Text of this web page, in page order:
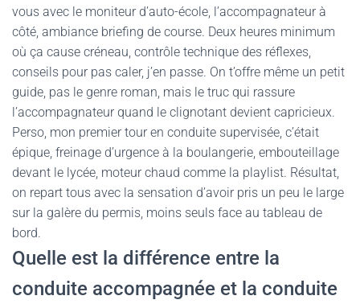
vous avec le moniteur d’auto-école, l’accompagnateur à
côté, ambiance briefing de course. Deux heures minimum
où ça cause créneau, contrôle technique des réflexes,
conseils pour pas caler, j’en passe. On t’offre même un petit
guide, pas le genre roman, mais le truc qui rassure
l’accompagnateur quand le clignotant devient capricieux.
Perso, mon premier tour en conduite supervisée, c’était
épique, freinage d’urgence à la boulangerie, embouteillage
devant le lycée, moteur chaud comme la playlist. Résultat,
on repart tous avec la sensation d’avoir pris un peu le large
sur la galère du permis, moins seuls face au tableau de
bord.
Quelle est la différence entre la
conduite accompagnée et la conduite